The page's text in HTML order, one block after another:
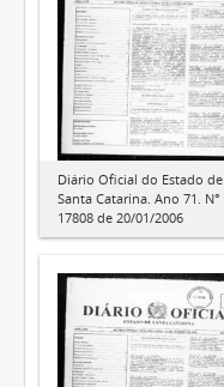
Diário Oficial do Estado de
Santa Catarina. Ano 71. N°
17808 de 20/01/2006